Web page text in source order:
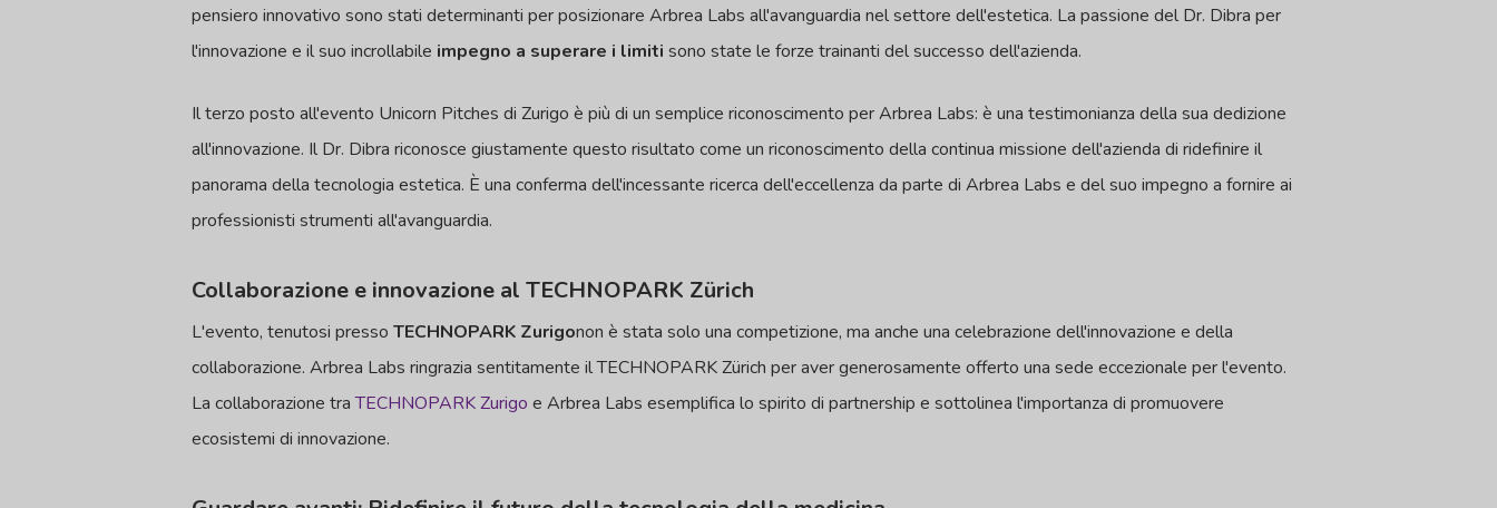
pensiero innovativo sono stati determinanti per posizionare Arbrea Labs all'avanguardia nel settore dell'estetica. La passione del Dr. Dibra per
l'innovazione e il suo incrollabile impegno a superare i limiti sono state le forze trainanti del successo dell'azienda.
Il terzo posto all'evento Unicorn Pitches di Zurigo è più di un semplice riconoscimento per Arbrea Labs: è una testimonianza della sua dedizione
all'innovazione. Il Dr. Dibra riconosce giustamente questo risultato come un riconoscimento della continua missione dell'azienda di ridefinire il
panorama della tecnologia estetica. È una conferma dell'incessante ricerca dell'eccellenza da parte di Arbrea Labs e del suo impegno a fornire ai
professionisti strumenti all'avanguardia.
Collaborazione e innovazione al TECHNOPARK Zürich
L'evento, tenutosi presso TECHNOPARK Zurigonon è stata solo una competizione, ma anche una celebrazione dell'innovazione e della
collaborazione. Arbrea Labs ringrazia sentitamente il TECHNOPARK Zürich per aver generosamente offerto una sede eccezionale per l'evento.
La collaborazione traTECHNOPARK Zurigo e Arbrea Labs esemplifica lo spirito di partnership e sottolinea l'importanza di promuovere
ecosistemi di innovazione.